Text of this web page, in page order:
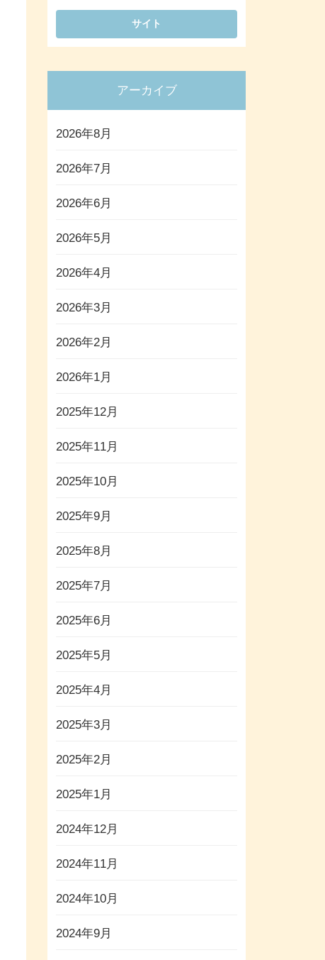
アーカイブ
2026年8月
2026年7月
2026年6月
2026年5月
2026年4月
2026年3月
2026年2月
2026年1月
2025年12月
2025年11月
2025年10月
2025年9月
2025年8月
2025年7月
2025年6月
2025年5月
2025年4月
2025年3月
2025年2月
2025年1月
2024年12月
2024年11月
2024年10月
2024年9月